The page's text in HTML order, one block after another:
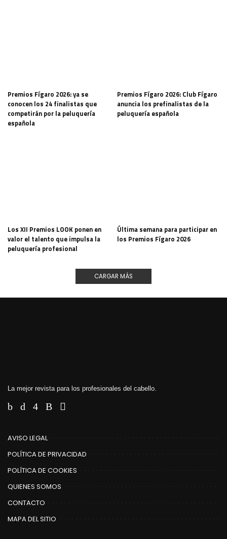
Premios Fígaro 2026: ya se
conocen los 24 finalistas que
competirán por la peluquería
española
Premios Fígaro 2026: Club Fígaro
anuncia los prefinalistas de la
peluquería española
Los XII Premios LOOK ponen en
valor el talento que impulsa la
peluquería profesional
Última semana para participar en
los Premios Fígaro 2026
CARGAR MÁS
La mejor revista para los profesionales del cabello.
AVISO LEGAL
POLÍTICA DE PRIVACIDAD
POLÍTICA DE COOKIES
QUIENES SOMOS
CONTACTO
MAPA DEL SITIO